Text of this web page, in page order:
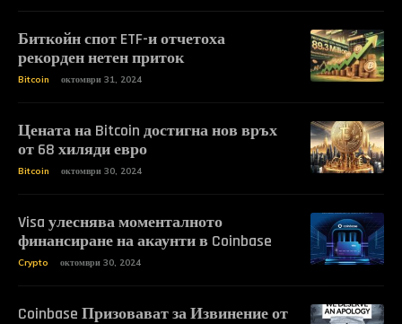
Биткойн спот ETF-и отчетоха
рекорден нетен приток
Bitcoin октомври 31, 2024
Цената на Bitcoin достигна нов връх
от 68 хиляди евро
Bitcoin октомври 30, 2024
Visa улеснява моменталното
финансиране на акаунти в Coinbase
Crypto октомври 30, 2024
Coinbase Призовават за Извинение от